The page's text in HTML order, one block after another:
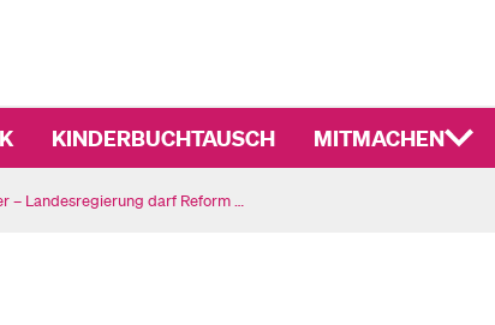
KINDERBUCHTAUSCH MITMACHEN
Landesregierung darf Reform …